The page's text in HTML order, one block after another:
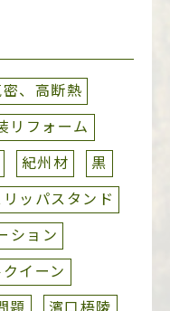
、高断熱
リフォーム
紀州材
黒
ッパスタンド
ション
イーン